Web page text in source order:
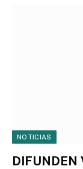
NOTICIAS
DIFUNDEN